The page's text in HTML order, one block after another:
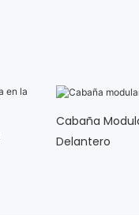
Cabaña
Delantero